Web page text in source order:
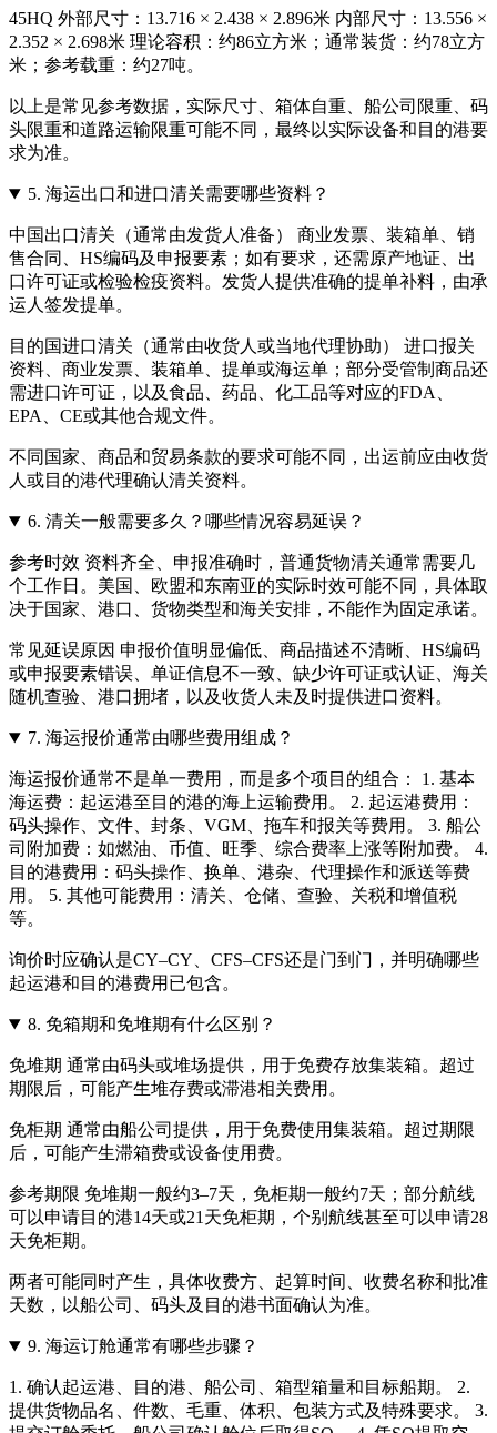
45HQ 外部尺寸：13.716 × 2.438 × 2.896米 内部尺寸：13.556 ×
2.352 × 2.698米 理论容积：约86立方米；通常装货：约78立方
米；参考载重：约27吨。
以上是常见参考数据，实际尺寸、箱体自重、船公司限重、码
头限重和道路运输限重可能不同，最终以实际设备和目的港要
求为准。
5. 海运出口和进口清关需要哪些资料？
中国出口清关（通常由发货人准备） 商业发票、装箱单、销
售合同、HS编码及申报要素；如有要求，还需原产地证、出
口许可证或检验检疫资料。发货人提供准确的提单补料，由承
运人签发提单。
目的国进口清关（通常由收货人或当地代理协助） 进口报关
资料、商业发票、装箱单、提单或海运单；部分受管制商品还
需进口许可证，以及食品、药品、化工品等对应的FDA、
EPA、CE或其他合规文件。
不同国家、商品和贸易条款的要求可能不同，出运前应由收货
人或目的港代理确认清关资料。
6. 清关一般需要多久？哪些情况容易延误？
参考时效 资料齐全、申报准确时，普通货物清关通常需要几
个工作日。美国、欧盟和东南亚的实际时效可能不同，具体取
决于国家、港口、货物类型和海关安排，不能作为固定承诺。
常见延误原因 申报价值明显偏低、商品描述不清晰、HS编码
或申报要素错误、单证信息不一致、缺少许可证或认证、海关
随机查验、港口拥堵，以及收货人未及时提供进口资料。
7. 海运报价通常由哪些费用组成？
海运报价通常不是单一费用，而是多个项目的组合： 1. 基本
海运费：起运港至目的港的海上运输费用。 2. 起运港费用：
码头操作、文件、封条、VGM、拖车和报关等费用。 3. 船公
司附加费：如燃油、币值、旺季、综合费率上涨等附加费。 4.
目的港费用：码头操作、换单、港杂、代理操作和派送等费
用。 5. 其他可能费用：清关、仓储、查验、关税和增值税
等。
询价时应确认是CY–CY、CFS–CFS还是门到门，并明确哪些
起运港和目的港费用已包含。
8. 免箱期和免堆期有什么区别？
免堆期 通常由码头或堆场提供，用于免费存放集装箱。超过
期限后，可能产生堆存费或滞港相关费用。
免柜期 通常由船公司提供，用于免费使用集装箱。超过期限
后，可能产生滞箱费或设备使用费。
参考期限 免堆期一般约3–7天，免柜期一般约7天；部分航线
可以申请目的港14天或21天免柜期，个别航线甚至可以申请28
天免柜期。
两者可能同时产生，具体收费方、起算时间、收费名称和批准
天数，以船公司、码头及目的港书面确认为准。
9. 海运订舱通常有哪些步骤？
1. 确认起运港、目的港、船公司、箱型箱量和目标船期。 2.
提供货物品名、件数、毛重、体积、包装方式及特殊要求。 3.